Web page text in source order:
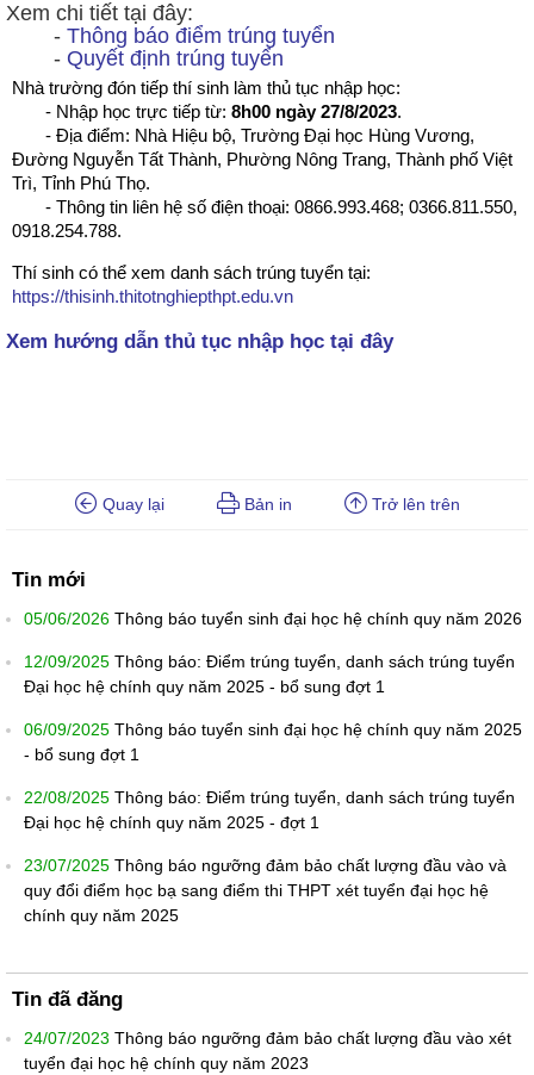
Xem chi tiết tại đây:
- Thông báo điểm trúng tuyển
- Quyết định trúng tuyển
Nhà trường đón tiếp thí sinh làm thủ tục nhập học:
- Nhập học trực tiếp từ: 8h00 ngày 27/8/2023.
- Địa điểm: Nhà Hiệu bộ, Trường Đại học Hùng Vương,
Đường Nguyễn Tất Thành, Phường Nông Trang, Thành phố Việt
Trì, Tỉnh Phú Thọ.
- Thông tin liên hệ số điện thoại: 0866.993.468; 0366.811.550,
0918.254.788.
Thí sinh có thể xem danh sách trúng tuyển tại:
https://thisinh.thitotnghiepthpt.edu.vn
Xem hướng dẫn thủ tục nhập học tại đây
Quay lại Bản in Trở lên trên
Tin mới
05/06/2026 Thông báo tuyển sinh đại học hệ chính quy năm 2026
12/09/2025 Thông báo: Điểm trúng tuyển, danh sách trúng tuyển
Đại học hệ chính quy năm 2025 - bổ sung đợt 1
06/09/2025 Thông báo tuyển sinh đại học hệ chính quy năm 2025
- bổ sung đợt 1
22/08/2025 Thông báo: Điểm trúng tuyển, danh sách trúng tuyển
Đại học hệ chính quy năm 2025 - đợt 1
23/07/2025 Thông báo ngưỡng đảm bảo chất lượng đầu vào và
quy đổi điểm học bạ sang điểm thi THPT xét tuyển đại học hệ
chính quy năm 2025
Tin đã đăng
24/07/2023 Thông báo ngưỡng đảm bảo chất lượng đầu vào xét
tuyển đại học hệ chính quy năm 2023